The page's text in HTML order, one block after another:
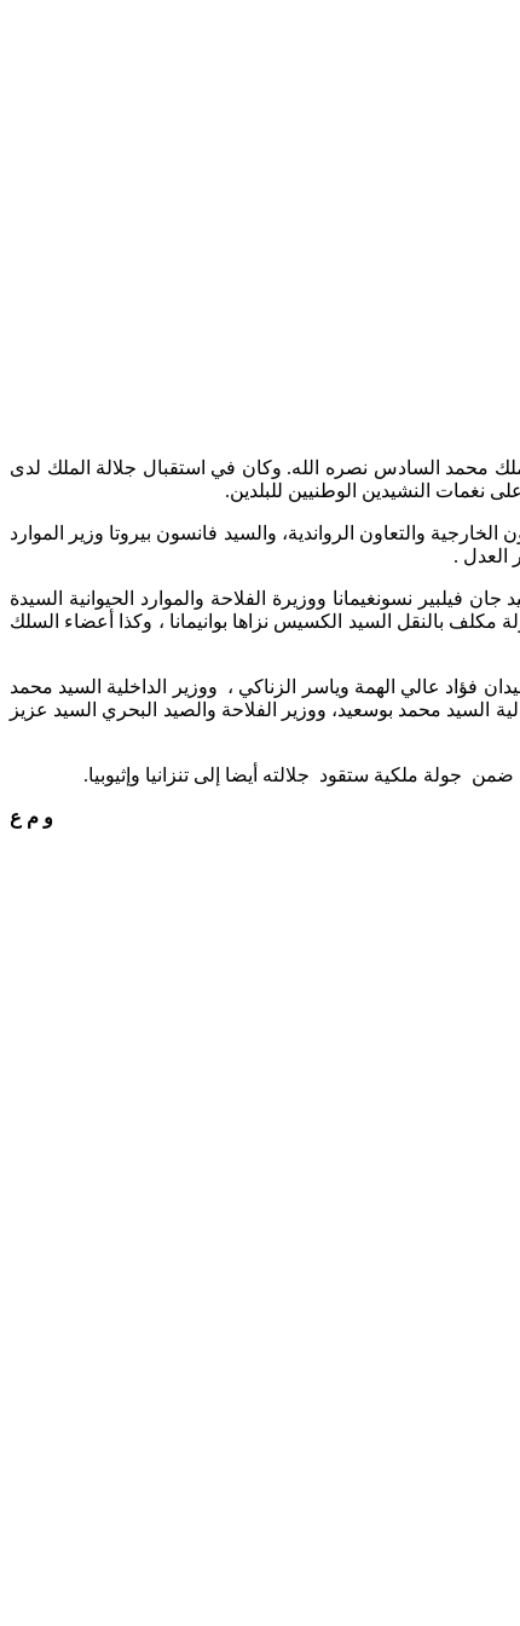
محمد السادس نصره الله. وكان في استقبال جلالة الملك لدى
نغمات النشيدين الوطنيين للبلدين.
والتعاون الرواندية، والسيد فانسون بيروتا وزير الموارد
العدل .
فيلبير نسونغيمانا ووزيرة الفلاحة والموارد الحيوانية السيدة
مكلف بالنقل السيد الكسيس نزاها بوانيمانا ، وكذا أعضاء السلك
فؤاد عالي الهمة وياسر الزناكي ، ووزير الداخلية السيد محمد
السيد محمد بوسعيد، ووزير الفلاحة والصيد البحري السيد عزيز
ضمن جولة ملكية ستقود جلالته أيضا إلى تنزانيا وإثيوبيا.
و م ع